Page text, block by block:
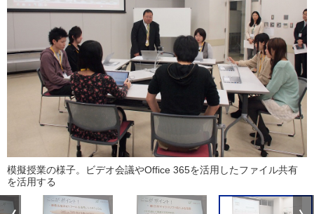
模擬授業の様子。ビデオ会議やOffice 365を活用したファイル共有
を活用する